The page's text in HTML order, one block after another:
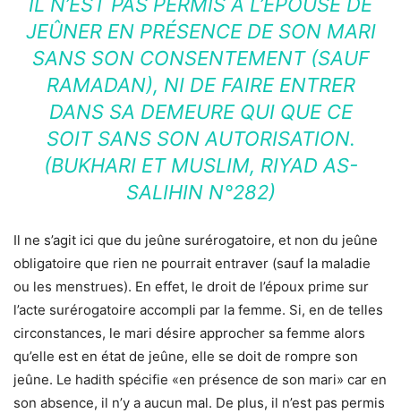
IL N’EST PAS PERMIS À L’ÉPOUSE DE
JEÛNER EN PRÉSENCE DE SON MARI
SANS SON CONSENTEMENT (SAUF
RAMADAN), NI DE FAIRE ENTRER
DANS SA DEMEURE QUI QUE CE
SOIT SANS SON AUTORISATION.
(BUKHARI ET MUSLIM, RIYAD AS-
SALIHIN N°282)
Il ne s’agit ici que du jeûne surérogatoire, et non du jeûne
obligatoire que rien ne pourrait entraver (sauf la maladie
ou les menstrues). En effet, le droit de l’époux prime sur
l’acte surérogatoire accompli par la femme. Si, en de telles
circonstances, le mari désire approcher sa femme alors
qu’elle est en état de jeûne, elle se doit de rompre son
jeûne. Le hadith spécifie «en présence de son mari» car en
son absence, il n’y a aucun mal. De plus, il n’est pas permis